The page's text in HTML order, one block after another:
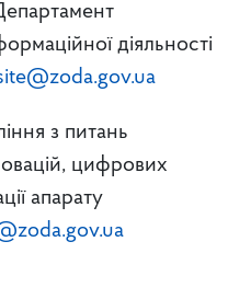
діяльності
з питань
цифрових
апарату